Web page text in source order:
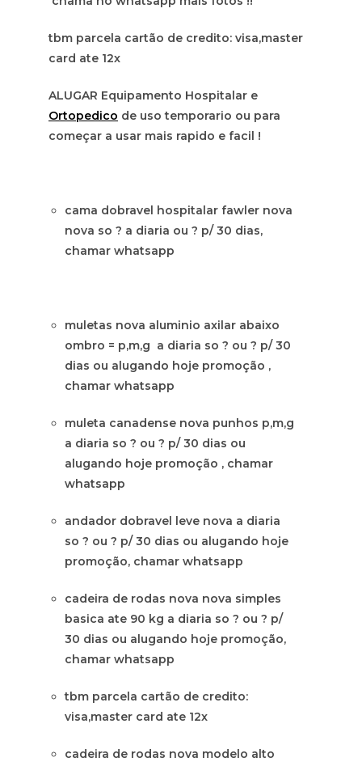
tbm parcela cartão de credito: visa,master
card ate 12x
ALUGAR Equipamento Hospitalar e
Ortopedico de uso temporario ou para
começar a usar mais rapido e facil !
cama dobravel hospitalar fawler nova
nova so ? a diaria ou ? p/ 30 dias,
chamar whatsapp
muletas nova aluminio axilar abaixo
ombro = p,m,g a diaria so ? ou ? p/ 30
dias ou alugando hoje promoção ,
chamar whatsapp
muleta canadense nova punhos p,m,g
a diaria so ? ou ? p/ 30 dias ou
alugando hoje promoção , chamar
whatsapp
andador dobravel leve nova a diaria
so ? ou ? p/ 30 dias ou alugando hoje
promoção, chamar whatsapp
cadeira de rodas nova nova simples
basica ate 90 kg a diaria so ? ou ? p/
30 dias ou alugando hoje promoção,
chamar whatsapp
tbm parcela cartão de credito:
visa,master card ate 12x
cadeira de rodas nova modelo alto